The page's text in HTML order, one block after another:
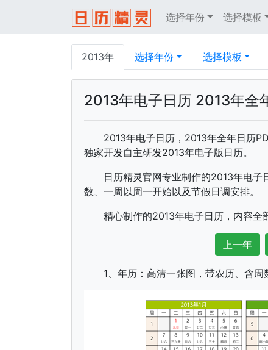
选择年份 选择模板
2013年 选择年份 选择模板
2013年电子日历 2013年全
2013年电子日历，2013年全年日历
独家开发自主研发2013年电子版日历。
日历精灵官网专业制作的2013年电子
数、一周以周一开始以及节假日调安排。
精心制作的2013年电子日历，内容全
上一年
1、年历：高清一张图，带农历、含周